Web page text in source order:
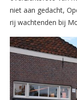
niet aan gedacht,
rij wachtenden bij